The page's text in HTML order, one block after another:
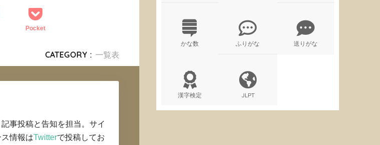
Pocket
CATEGORY : 一覧表
事投稿と告知を担当。サイ
情報はTwitterで投稿してお
かな数 ふりがな 送りがな
漢字検定 JLPT